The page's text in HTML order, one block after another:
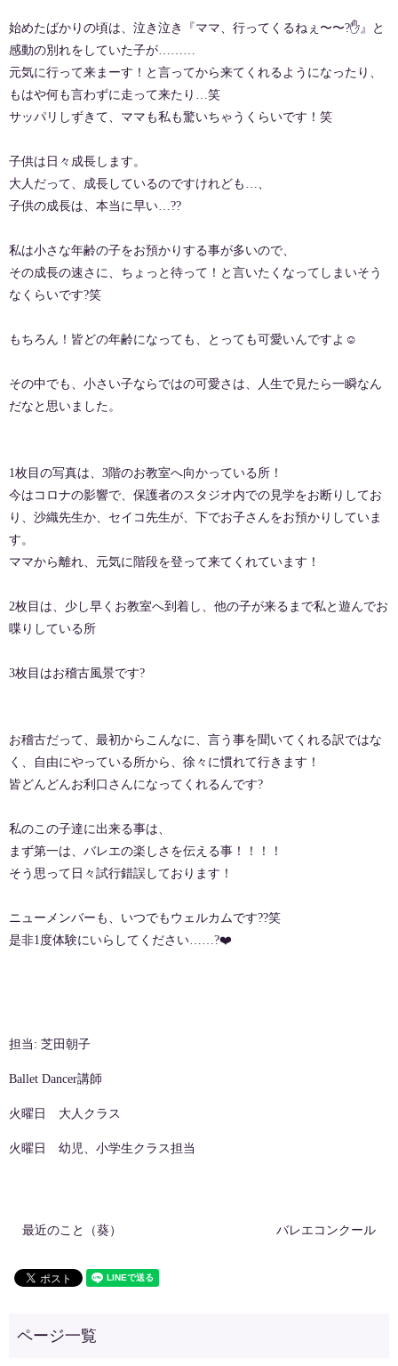
始めたばかりの頃は、泣き泣き『ママ、行ってくるねぇ〜〜?✋』と
感動の別れをしていた子が………
元気に行って来まーす！と言ってから来てくれるようになったり、
もはや何も言わずに走って来たり…笑
サッパリしずきて、ママも私も驚いちゃうくらいです！笑
子供は日々成長します。
大人だって、成長しているのですけれども…、
子供の成長は、本当に早い…??
私は小さな年齢の子をお預かりする事が多いので、
その成長の速さに、ちょっと待って！と言いたくなってしまいそう
なくらいです?笑
もちろん！皆どの年齢になっても、とっても可愛いんですよ☺️
その中でも、小さい子ならではの可愛さは、人生で見たら一瞬なん
だなと思いました。
1枚目の写真は、3階のお教室へ向かっている所！
今はコロナの影響で、保護者のスタジオ内での見学をお断りしてお
り、沙織先生か、セイコ先生が、下でお子さんをお預かりしていま
す。
ママから離れ、元気に階段を登って来てくれています！
2枚目は、少し早くお教室へ到着し、他の子が来るまで私と遊んでお
喋りしている所
3枚目はお稽古風景です?
お稽古だって、最初からこんなに、言う事を聞いてくれる訳ではな
く、自由にやっている所から、徐々に慣れて行きます！
皆どんどんお利口さんになってくれるんです?
私のこの子達に出来る事は、
まず第一は、バレエの楽しさを伝える事！！！！
そう思って日々試行錯誤しております！
ニューメンバーも、いつでもウェルカムです??笑
是非1度体験にいらしてください……?❤️
担当: 芝田朝子
Ballet Dancer講師
火曜日 大人クラス
火曜日 幼児、小学生クラス担当
最近のこと（葵） バレエコンクール